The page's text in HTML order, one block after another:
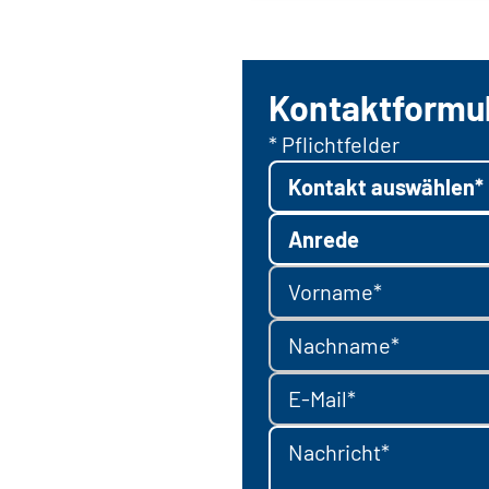
* Pflichtfelder
Kontakt auswählen*
Anrede
Vorname*
Nachname*
E-Mail*
Nachricht*